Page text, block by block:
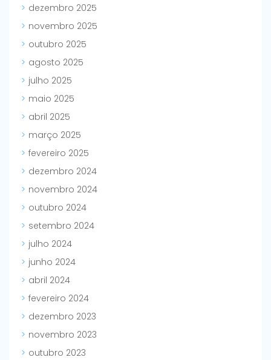
dezembro 2025
novembro 2025
outubro 2025
agosto 2025
julho 2025
maio 2025
abril 2025
março 2025
fevereiro 2025
dezembro 2024
novembro 2024
outubro 2024
setembro 2024
julho 2024
junho 2024
abril 2024
fevereiro 2024
dezembro 2023
novembro 2023
outubro 2023